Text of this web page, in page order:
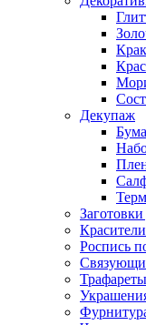
Декупаж
Роспись
Трафареты